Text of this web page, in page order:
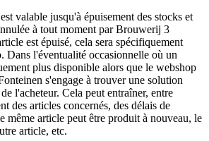
valable jusqu'à épuisement des stocks et
à tout moment par Brouwerij 3
est épuisé, cela sera spécifiquement
Dans l'éventualité occasionnelle où un
plus disponible alors que le webshop
s'engage à trouver une solution
l'acheteur. Cela peut entraîner, entre
des articles concernés, des délais de
même article peut être produit à nouveau, le
article, etc.